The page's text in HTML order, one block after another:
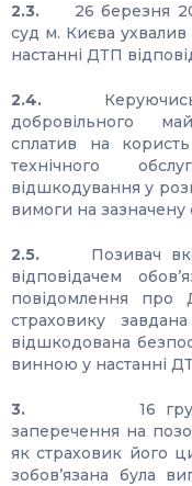
2.3. 26 березня
суд м. Києва
настанні ДТП
2.4.
добровільного
сплатив на
технічного
відшкодування у
вимоги на зазначену
2.5. Позивач
відповідачем
повідомлення про
страховику
відшкодована
винною у настанні
3. 16
заперечення на
як страховик його
зобов’язана була